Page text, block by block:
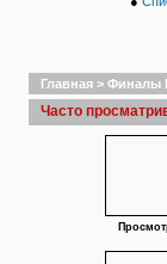
Главная > Финалы
Часто